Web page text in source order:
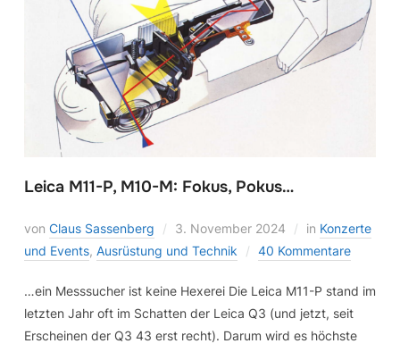
Leica M11-P, M10-M: Fokus, Pokus…
von Claus Sassenberg 3. November 2024 in Konzerte
und Events, Ausrüstung und Technik 40 Kommentare
…ein Messsucher ist keine Hexerei Die Leica M11-P stand im
letzten Jahr oft im Schatten der Leica Q3 (und jetzt, seit
Erscheinen der Q3 43 erst recht). Darum wird es höchste